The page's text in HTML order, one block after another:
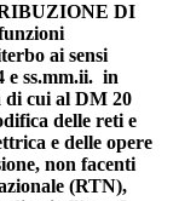
DI
ai sensi
e ss.mm.ii. in
di cui al DM 20
delle reti e
e delle opere
non facenti
(RTN),